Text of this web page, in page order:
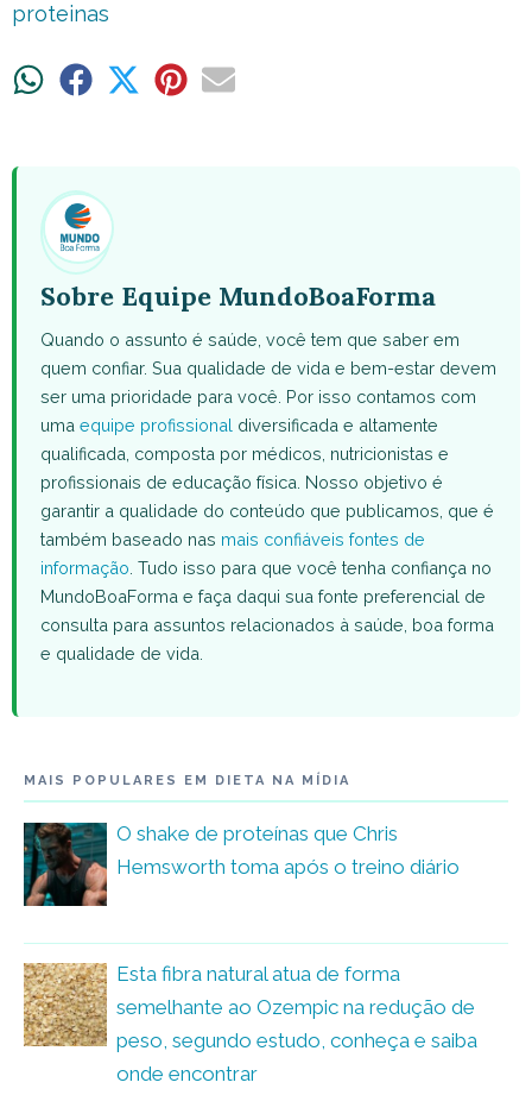
proteinas
ShareShare ShareShareShare
Sobre Equipe MundoBoaForma
Quando o assunto é saúde, você tem que saber em
quem confiar. Sua qualidade de vida e bem-estar devem
ser uma prioridade para você. Por isso contamos com
uma equipe profissional diversificada e altamente
qualificada, composta por médicos, nutricionistas e
profissionais de educação física. Nosso objetivo é
garantir a qualidade do conteúdo que publicamos, que é
também baseado nas mais confiáveis fontes de
informação . Tudo isso para que você tenha confiança no
MundoBoaForma e faça daqui sua fonte preferencial de
consulta para assuntos relacionados à saúde, boa forma
e qualidade de vida.
MAIS POPULARES EM DIETA NA MÍDIA
O shake de proteínas que Chris
Hemsworth toma após o treino diário
Esta fibra natural atua de forma
semelhante ao Ozempic na redução de
peso, segundo estudo, conheça e saiba
onde encontrar